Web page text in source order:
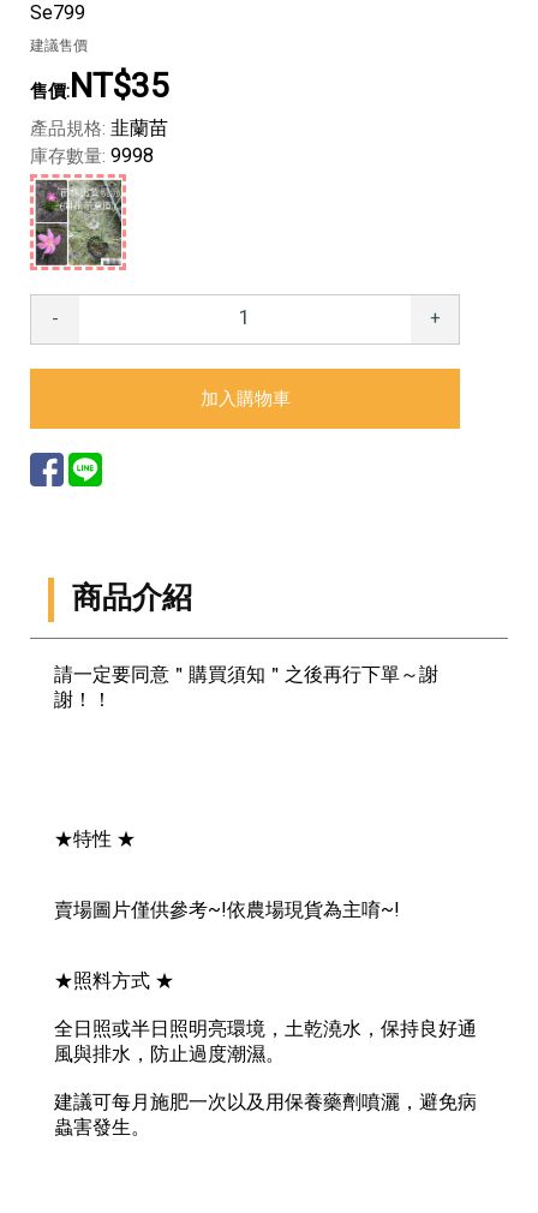
Se799
建議售價
NT$35
產品規格: 韭蘭苗
庫存數量: 9998
- +
商品介紹
請一定要同意＂購買須知＂之後再行下單～謝
謝！！
★特性 ★
賣場圖片僅供參考~!依農場現貨為主唷~!
★照料方式 ★
全日照或半日照明亮環境，土乾澆水，保持良好通
風與排水，防止過度潮濕。
建議可每月施肥一次以及用保養藥劑噴灑，避免病
蟲害發生。